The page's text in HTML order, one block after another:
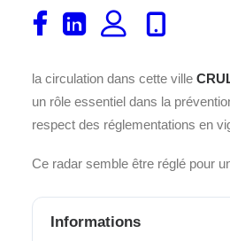
Placé à cet endroit précis la
efficace de la vitesse des
la circulation dans cette ville
un rôle essentiel dans la
respect des réglementations en
Ce radar semble être réglé pour
Informations